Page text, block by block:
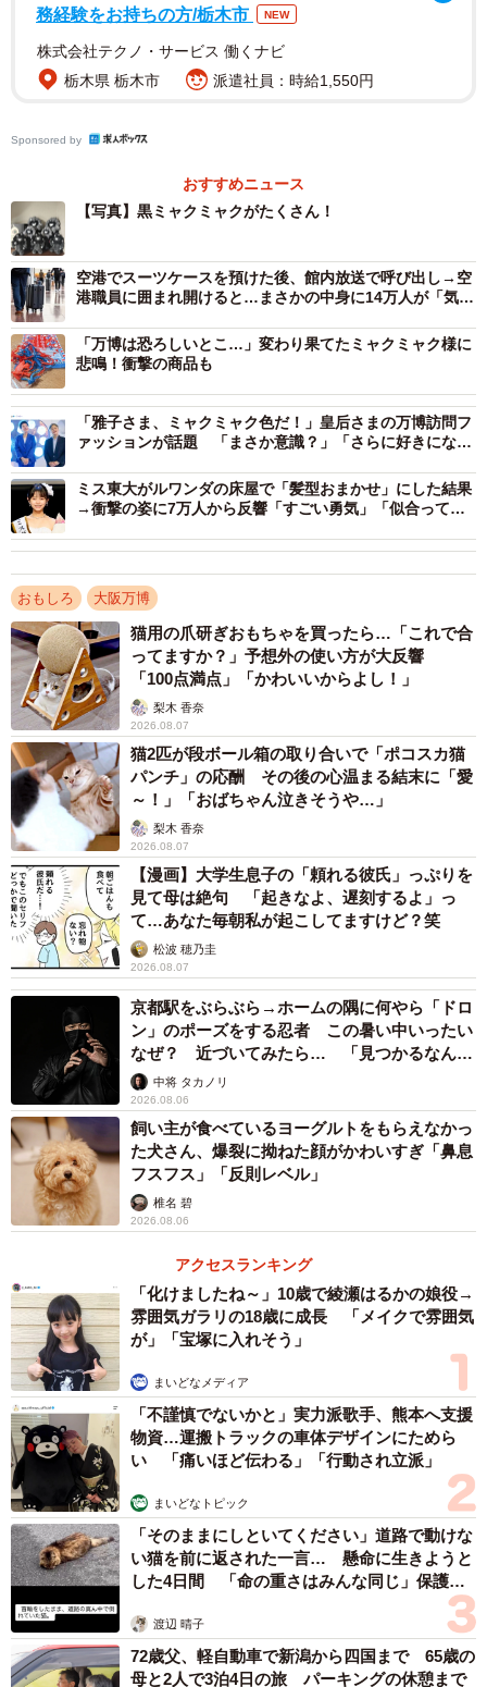
Japanese famous monsterことミャクミャク様（提供：mackee61.8😒🍣
ーーミャクミャクのぬいぐるみは実際に購入されたものな
のでしょうか？
「はい、こちらは大阪万博で購入したぬいぐるみです」
ーー税関で「Japanese famous monster」と伝えた時の反応
「税関の方は『ふーん、そうなんだ・・・』といった感じ
でこれ以上追求されることはありませんでした」
ーー旅行中でのミャクミャクにまつわるエピソードは？
「旅先ですれ違った日本人の方に、黒いミャクミャクは珍
しいですねと言われました」
ーーほかにもミャクミャクをたくさん持っているのです
か？
2/3
黒ミャクミャクは複数所持しているよう！（提供：mackee61.8😒🍣さ
ん）
「他にもぬいぐるみやフィギュアなどを持っております。
赤と青のミャクミャクは、バッジやステッカー、ガチャガ
務経験をお持ちの方/栃木市
NEW
株式会社テクノ・サービス 働くナビ
栃木県 栃木市
派遣社員：時給1,550円
Sponsored by
おすすめニュース
【写真】黒ミャクミャクがたくさん！
空港でスーツケースを預けた後、館内放送で呼び出し→空
港職員に囲まれ開けると…まさかの中身に14万人が「気持
「万博は恐ろしいとこ…」変わり果てたミャクミャク様に
悲鳴！衝撃の商品も
「雅子さま、ミャクミャク色だ！」皇后さまの万博訪問フ
ァッションが話題 「まさか意識？」「さらに好きになり
ミス東大がルワンダの床屋で「髪型おまかせ」にした結果
→衝撃の姿に7万人から反響「すごい勇気」「似合って
おもしろ 大阪万博
猫用の爪研ぎおもちゃを買ったら…「これで合
ってますか？」予想外の使い方が大反響
「100点満点」「かわいいからよし！」
梨木 香奈
2026.08.07
猫2匹が段ボール箱の取り合いで「ポコスカ猫
パンチ」の応酬 その後の心温まる結末に「愛
～！」「おばちゃん泣きそうや…」
梨木 香奈
2026.08.07
【漫画】大学生息子の「頼れる彼氏」っぷりを
見て母は絶句 「起きなよ、遅刻するよ」っ
て…あなた毎朝私が起こしてますけど？笑
松波 穂乃圭
2026.08.07
京都駅をぶらぶら→ホームの隅に何やら「ドロ
ン」のポーズをする忍者 この暑い中いったい
なぜ？ 近づいてみたら… 「見つかるなんて
未熟」中将 タカノリ
2026.08.06
飼い主が食べているヨーグルトをもらえなかっ
た犬さん、爆裂に拗ねた顔がかわいすぎ「鼻息
フスフス」「反則レベル」
椎名 碧
2026.08.06
アクセスランキング
「化けましたね～」10歳で綾瀬はるかの娘役→
雰囲気ガラリの18歳に成長 「メイクで雰囲気
が」「宝塚に入れそう」
まいどなメディア
「不謹慎でないかと」実力派歌手、熊本へ支援
物資…運搬トラックの車体デザインにためら
い 「痛いほど伝わる」「行動され立派」
まいどなトピック
「そのままにしといてください」道路で動けな
い猫を前に返された一言… 懸命に生きようと
した4日間 「命の重さはみんな同じ」保護団
渡辺 晴子
72歳父、軽自動車で新潟から四国まで 65歳の
母と2人で3泊4日の旅 パーキングの休憩まで